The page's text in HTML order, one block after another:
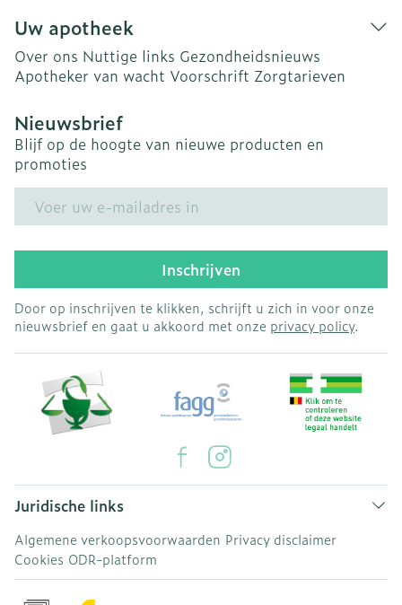
Uw apotheek
Over ons Nuttige links Gezondheidsnieuws
Apotheker van wacht Voorschrift Zorgtarieven
Nieuwsbrief
Blijf op de hoogte van nieuwe producten en
promoties
Inschrijven
Door op inschrijven te klikken, schrijft u zich in voor onze
nieuwsbrief en gaat u akkoord met onze privacy policy.
Juridische links
Algemene verkoopsvoorwaarden Privacy disclaimer
Cookies ODR-platform